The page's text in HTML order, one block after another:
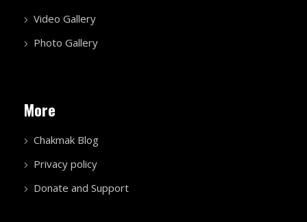
Video Gallery
Photo Gallery
More
Chakmak Blog
Privacy policy
Donate and Support